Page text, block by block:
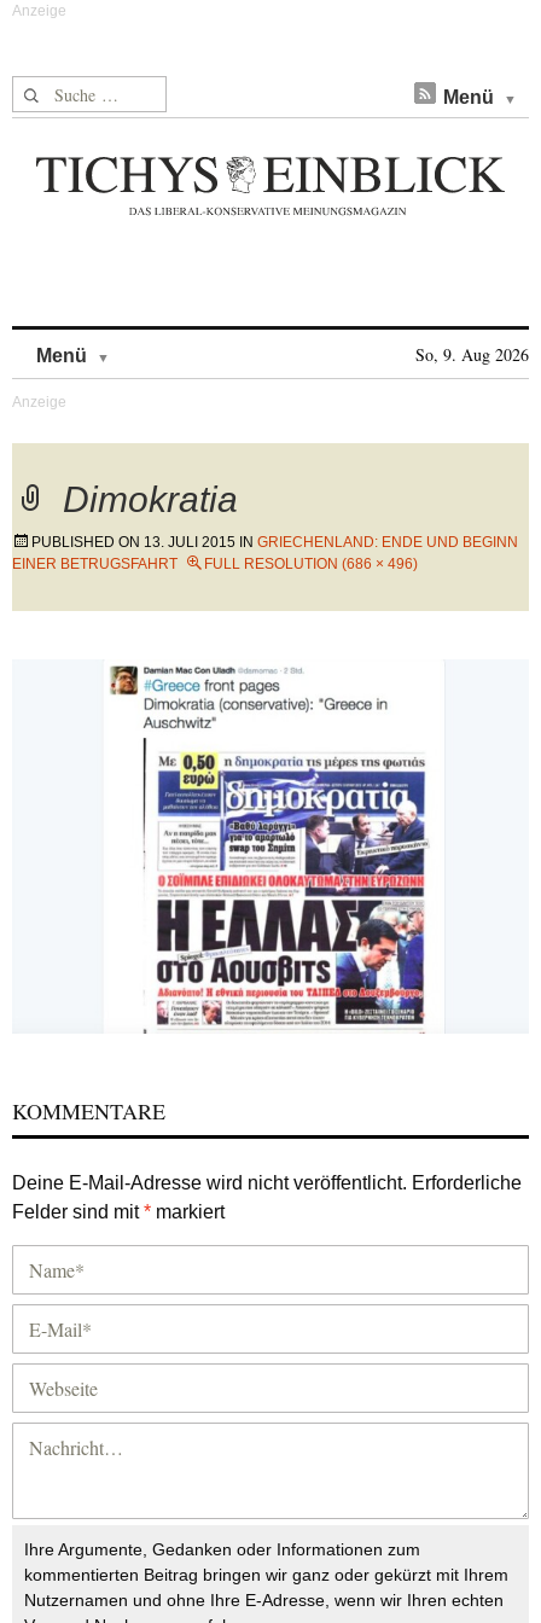
Suche nach: Menü
Menü So, 9. Aug 2026
Dimokratia
PUBLISHED ON 13. JULI 2015 IN GRIECHENLAND: ENDE UND BEGINN
EINER BETRUGSFAHRT
FULL RESOLUTION (686 × 496)
KOMMENTARE
Deine E-Mail-Adresse wird nicht veröffentlicht. Erforderliche
Felder sind mit* markiert
Ihre Argumente, Gedanken oder Informationen zum
kommentierten Beitrag bringen wir ganz oder gekürzt mit Ihrem
Nutzernamen und ohne Ihre E-Adresse, wenn wir Ihren echten